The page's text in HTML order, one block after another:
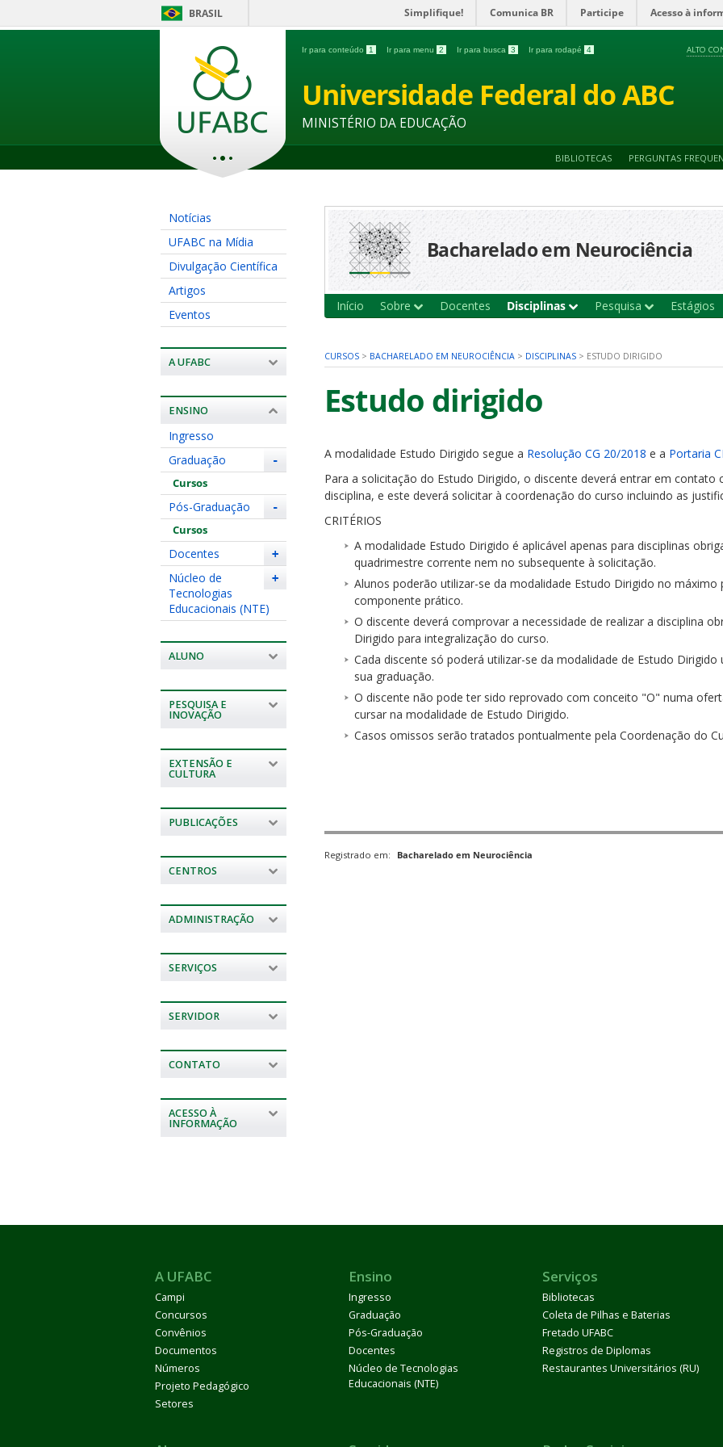
BRASIL Simplifique! Comunica BR Participe Acesso à
Ir para conteúdo 1 Ir para menu 2 Ir para busca 3 Ir para rodapé 4 ALTO
Universidade Federal do ABC
MINISTÉRIO DA EDUCAÇÃO
BIBLIOTECAS PERGUNTAS
Notícias
UFABC na Mídia
Divulgação Científica
Artigos
Eventos
A UFABC
ENSINO
Ingresso
-
Graduação
Cursos
-
Pós-Graduação
Cursos
+
Docentes
+
Núcleo de
Tecnologias
Educacionais (NTE)
ALUNO
PESQUISA E
INOVAÇÃO
EXTENSÃO E
CULTURA
PUBLICAÇÕES
CENTROS
ADMINISTRAÇÃO
SERVIÇOS
SERVIDOR
CONTATO
ACESSO À
INFORMAÇÃO
Bacharelado em Neurociência
Início Sobre Docentes Disciplinas Pesquisa Estágios
CURSOS > BACHARELADO EM NEUROCIÊNCIA > DISCIPLINAS > ESTUDO DIRIGIDO
Estudo dirigido
A modalidade Estudo Dirigido segue a Resolução CG 20/2018 e a Portaria
Para a solicitação do Estudo Dirigido, o discente deverá entrar em contato
disciplina, e este deverá solicitar à coordenação do curso incluindo as
CRITÉRIOS
A modalidade Estudo Dirigido é aplicável apenas para disciplinas
quadrimestre corrente nem no subsequente à solicitação.
Alunos poderão utilizar-se da modalidade Estudo Dirigido no
componente prático.
O discente deverá comprovar a necessidade de realizar a disciplina
Dirigido para integralização do curso.
Cada discente só poderá utilizar-se da modalidade de Estudo
sua graduação.
O discente não pode ter sido reprovado com conceito "O" numa
cursar na modalidade de Estudo Dirigido.
Casos omissos serão tratados pontualmente pela Coordenação do
Registrado em: Bacharelado em Neurociência
A UFABC
Campi
Concursos
Convênios
Documentos
Números
Projeto Pedagógico
Setores
Ensino
Ingresso
Graduação
Pós-Graduação
Docentes
Núcleo de Tecnologias
Educacionais (NTE)
Serviços
Bibliotecas
Coleta de Pilhas e Baterias
Fretado UFABC
Registros de Diplomas
Restaurantes Universitários (RU)